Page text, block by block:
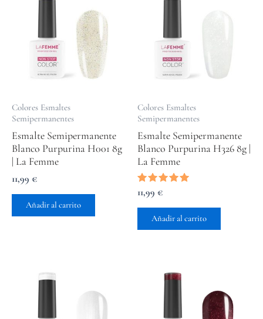
Colores Esmaltes
Semipermanentes
Esmalte Semipermanente
Blanco Purpurina H001 8g
| La Femme
11,99 €
Añadir al carrito
Colores Esmaltes
Semipermanentes
Esmalte Semipermanente
Blanco Purpurina H326 8g |
La Femme
Valorado
con
5.00
de 5
11,99 €
Añadir al carrito